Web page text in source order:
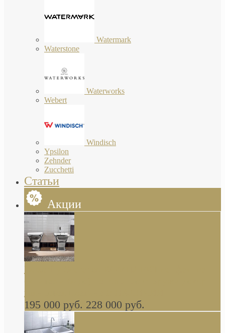
Watermark
Waterstone
Waterworks
Webert
Windisch
Ypsilon
Zehnder
Zucchetti
Статьи
Акции
Butterfly Scarabeo КОМПЛЕКТ санфаянса
глянцевая платина В НАЛИЧИИ
195 000 руб. 228 000 руб.